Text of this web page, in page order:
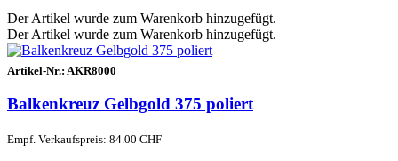
Der Artikel wurde zum Warenkorb hinzugefügt.
Der Artikel wurde zum Warenkorb hinzugefügt.
Artikel-Nr.: AKR8000
Balkenkreuz Gelbgold 375 poliert
Empf. Verkaufspreis: 84.00 CHF